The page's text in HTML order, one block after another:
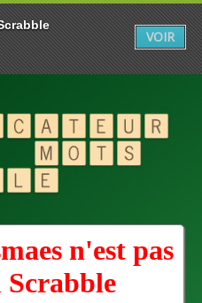
n'est pas
Scrabble
VOIR